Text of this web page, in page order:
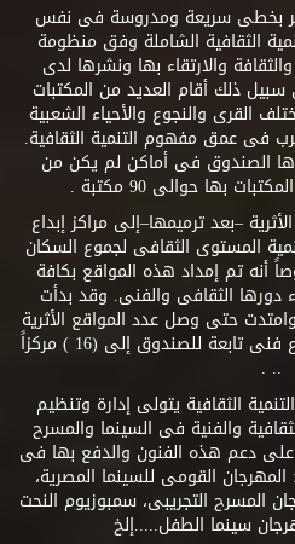
بخطى سريعة ومدروسة فى نفس
الثقافية الشاملة وفق منظومة
والارتقاء بها ونشرها لدى
ذلك أقام العديد من المكتبات
القرى والنجوع والأحياء الشعبية
فى عمق مفهوم التنمية الثقافية.
الصندوق فى أماكن لم يكن من
بها حوالى 90 مكتبة .
–بعد ترميمها–إلى مراكز إبداع
المستوى الثقافى لجموع السكان
أنه تم إمداد هذه المواقع بكافة
دورها الثقافى والفنى. وقد بدأت
الهراوى وامتدت حتى وصل عدد المواقع الأثرية
التى تم تحويلها إلى مراكز إبداع فنى تابعة للصندوق إلى (16 ) مركزاً
.. .
الثقافية يتولى إدارة وتنظيم
والفنية فى السينما والمسرح
على دعم هذه الفنون والدفع بها فى
المهرجان القومى للسينما المصرية،
المسرح التجريبى، سمبوزيوم النحت
سينما الطفل.....إلخ